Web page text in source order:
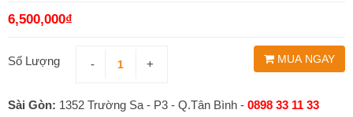
6,500,000₫
Số Lượng - + MUA NGAY
Sài Gòn: 1352 Trường Sa - P3 - Q.Tân Bình - 0898 33 11 33